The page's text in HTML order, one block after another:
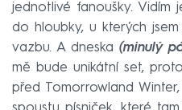
jednotlivé fanoušky. Vidím
do hloubky, u kterých
vazbu. A dneska (minulý
mě bude unikátní set,
před Tomorrowland